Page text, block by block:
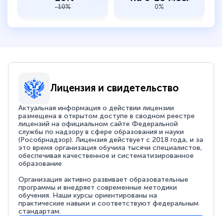
-10% 0%
Лицензия и свидетельство
Актуальная информация о действии лицензии
размещена в открытом доступе в сводном реестре
лицензий на официальном сайте Федеральной
службы по надзору в сфере образования и науки
(Рособрнадзор). Лицензия действует с 2018 года, и за
это время организация обучила тысячи специалистов,
обеспечивая качественное и систематизированное
образование
Организация активно развивает образовательные
программы и внедряет современные методики
обучения. Наши курсы ориентированы на
практические навыки и соответствуют федеральным
стандартам.